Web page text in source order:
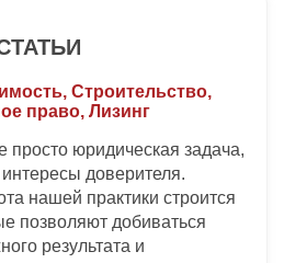
Строительство,
право, Лизинг
просто юридическая задача,
интересы доверителя.
нашей практики строится
позволяют добиваться
результата и